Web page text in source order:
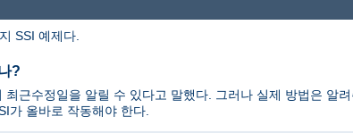
SSI 예제다.
?
근수정일을 알릴 수 있다고 말했다. 그러나 실제 방법은 알
가 올바로 작동해야 한다.